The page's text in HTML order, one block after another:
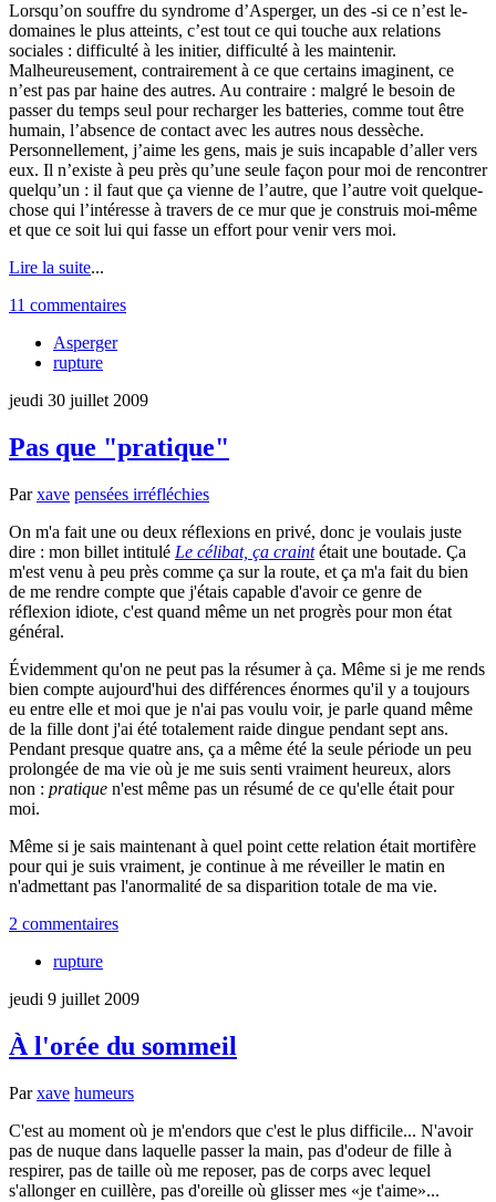
Lorsqu’on souffre du syndrome d’Asperger, un des -si ce n’est le-
domaines le plus atteints, c’est tout ce qui touche aux relations
sociales : difficulté à les initier, difficulté à les maintenir.
Malheureusement, contrairement à ce que certains imaginent, ce
n’est pas par haine des autres. Au contraire : malgré le besoin de
passer du temps seul pour recharger les batteries, comme tout être
humain, l’absence de contact avec les autres nous dessèche.
Personnellement, j’aime les gens, mais je suis incapable d’aller vers
eux. Il n’existe à peu près qu’une seule façon pour moi de rencontrer
quelqu’un : il faut que ça vienne de l’autre, que l’autre voit quelque-
chose qui l’intéresse à travers de ce mur que je construis moi-même
et que ce soit lui qui fasse un effort pour venir vers moi.
Lire la suite...
11 commentaires
Asperger
rupture
jeudi 30 juillet 2009
Pas que "pratique"
Parxave pensées irréfléchies
On m'a fait une ou deux réflexions en privé, donc je voulais juste
dire : mon billet intitulé Le célibat, ça craintétait une boutade. Ça
m'est venu à peu près comme ça sur la route, et ça m'a fait du bien
de me rendre compte que j'étais capable d'avoir ce genre de
réflexion idiote, c'est quand même un net progrès pour mon état
général.
Évidemment qu'on ne peut pas la résumer à ça. Même si je me rends
bien compte aujourd'hui des différences énormes qu'il y a toujours
eu entre elle et moi que je n'ai pas voulu voir, je parle quand même
de la fille dont j'ai été totalement raide dingue pendant sept ans.
Pendant presque quatre ans, ça a même été la seule période un peu
prolongée de ma vie où je me suis senti vraiment heureux, alors
non : pratique n'est même pas un résumé de ce qu'elle était pour
moi.
Même si je sais maintenant à quel point cette relation était mortifère
pour qui je suis vraiment, je continue à me réveiller le matin en
n'admettant pas l'anormalité de sa disparition totale de ma vie.
2 commentaires
rupture
jeudi 9 juillet 2009
À l'orée du sommeil
Parxave humeurs
C'est au moment où je m'endors que c'est le plus difficile... N'avoir
pas de nuque dans laquelle passer la main, pas d'odeur de fille à
respirer, pas de taille où me reposer, pas de corps avec lequel
s'allonger en cuillère, pas d'oreille où glisser mes
je t'aime ...